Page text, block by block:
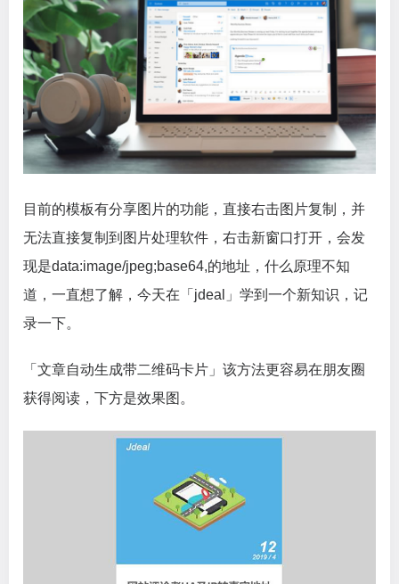
目前的模板有分享图片的功能，直接右击图片复制，并
无法直接复制到图片处理软件，右击新窗口打开，会发
现是data:image/jpeg;base64,的地址，什么原理不知
道，一直想了解，今天在「jdeal」学到一个新知识，记
录一下。
「文章自动生成带二维码卡片」该方法更容易在朋友圈
获得阅读，下方是效果图。